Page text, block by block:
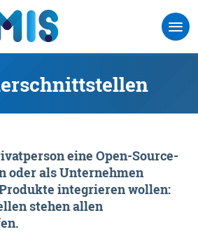
eine Open-Source-
oder als Unternehmen
integrieren wollen:
stehen allen